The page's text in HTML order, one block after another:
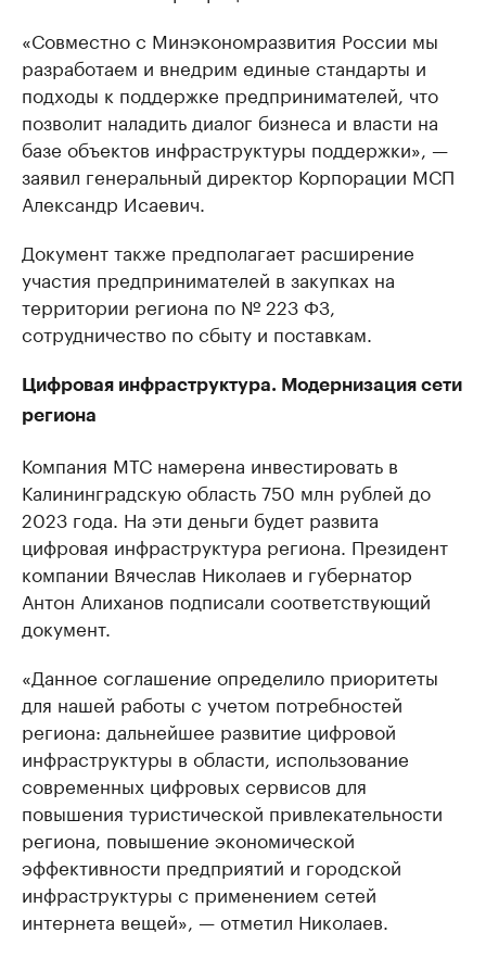
«Совместно с Минэкономразвития России мы
разработаем и внедрим единые стандарты и
подходы к поддержке предпринимателей, что
позволит наладить диалог бизнеса и власти на
базе объектов инфраструктуры поддержки», —
заявил генеральный директор Корпорации МСП
Александр Исаевич.
Документ также предполагает расширение
участия предпринимателей в закупках на
территории региона по № 223 ФЗ,
сотрудничество по сбыту и поставкам.
Цифровая инфраструктура. Модернизация сети
региона
Компания МТС намерена инвестировать в
Калининградскую область 750 млн рублей до
2023 года. На эти деньги будет развита
цифровая инфраструктура региона. Президент
компании Вячеслав Николаев и губернатор
Антон Алиханов подписали соответствующий
документ.
«Данное соглашение определило приоритеты
для нашей работы с учетом потребностей
региона: дальнейшее развитие цифровой
инфраструктуры в области, использование
современных цифровых сервисов для
повышения туристической привлекательности
региона, повышение экономической
эффективности предприятий и городской
инфраструктуры с применением сетей
интернета вещей», — отметил Николаев.